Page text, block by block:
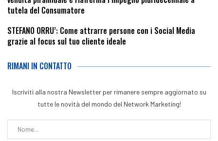
tutela del Consumatore
STEFANO ORRU’: Come attrarre persone con i Social Media
grazie al focus sul tuo cliente ideale
RIMANI IN CONTATTO
Iscriviti alla nostra Newsletter per rimanere sempre aggiornato su
tutte le novità del mondo del Network Marketing!